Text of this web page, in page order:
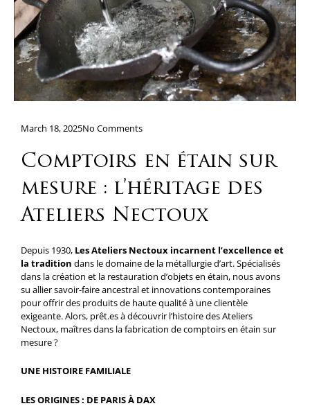
March 18, 2025No Comments
Comptoirs en étain sur
mesure : l’héritage des
Ateliers Nectoux
Depuis 1930, Les Ateliers Nectoux incarnent l’excellence et
la tradition dans le domaine de la métallurgie d’art. Spécialisés
dans la création et la restauration d’objets en étain, nous avons
su allier savoir-faire ancestral et innovations contemporaines
pour offrir des produits de haute qualité à une clientèle
exigeante. Alors, prêt.es à découvrir l’histoire des Ateliers
Nectoux, maîtres dans la fabrication de comptoirs en étain sur
mesure ?
UNE HISTOIRE FAMILIALE
LES ORIGINES : DE PARIS À DAX